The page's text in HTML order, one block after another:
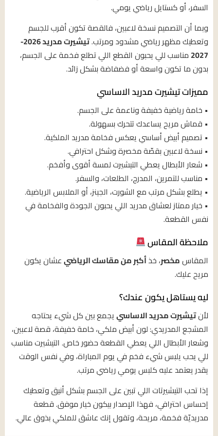
السفر، أو كستايل رياضي يومي.
وبما أن التصميم نسخة لاعبين، فالقصة تكون أقرب للجسم
وتعطيك مظهر رياضي مشدود ومرتب.
تيشيرت مدريد 2026-
2027 مناسب للي يحبون القطع اللي تطلع فخمة على الجسم،
بدون ما تكون واسعة أو فضفاضة بشكل زائد.
مميزات تيشيرت مدريد الاساسي
• خامة رياضية خفيفة وناعمة على الجسم.
• قماش مريح يساعدك تتحرك بسهولة.
• تصميم أبيض أساسي يعكس فخامة مدريد الملكية.
• نسخة لاعبين بقصّة مخصرة وشكل احترافي.
• شعار الأبطال يعطي التيشيرت لمسة أقوى وأفخم.
• مناسب للتمرين، المدرج، الطلعات، والسفر.
• يطلع بشكل مرتب مع الشورت، الجينز، أو الملابس الرياضية.
• خيار ممتاز لعشاق مدريد اللي يحبون الجودة والفخامة في
نفس القطعة.
ملاحظة المقاس
المقاسمخصر، خذأكبر من مقاسك الرياضيعشان يكون
مريح عليك.
ليه يستاهل يكون عندك؟
لأنتيشيرت مدريد الاساسي يجمع بين كل شيء يحتاجه
المشجع المدريدي: لون أبيض ملكي، خامة خفيفة، قصة لاعبين،
وشعار الأبطال اللي يعطي القطعة حضور خاص. التيشيرت مناسب
للي يحب يلبس شيء فخم في يوم المباراة، وفي نفس الوقت
يقدر يعتمد عليه كلبس يومي رياضي مرتب.
إذا تحب التيشيرتات اللي تبين على الجسم بشكل أنيق وتعطيك
إحساس احترافي، فهذا الإصدار بيكون خيار موفق. قطعة
مدريديّة فخمة، مريحة، وتقول إنك عاشق للملكي بذوق عالي.